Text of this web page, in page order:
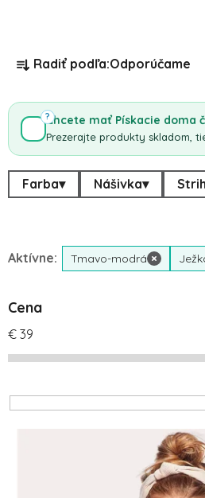
Radenie produktov
Radiť podľa:Odporúčame
Chcete mať Pískacie doma
Prezerajte produkty skladom,
?
Farba▾ Nášivka▾ Strih
Aktívne: Tmavo-modrá ×
Cena
€ 39
Výpis produktov